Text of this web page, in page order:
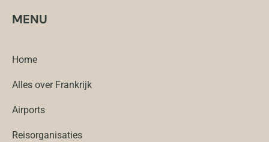
MENU
Home
Alles over Frankrijk
Airports
Reisorganisaties